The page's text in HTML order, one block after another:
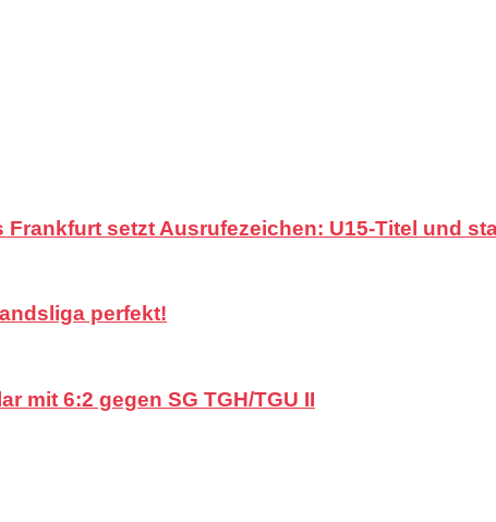
Frankfurt setzt Ausrufezeichen: U15-Titel und
perfekt!
mit 6:2 gegen SG TGH/TGU II